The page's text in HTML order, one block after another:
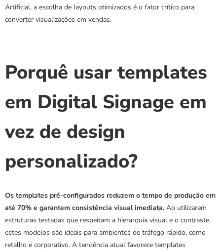
Artificial, a escolha de layouts otimizados é o fator crítico para
converter visualizações em vendas.
Porquê usar templates
em Digital Signage em
vez de design
personalizado?
Os templates pré-configurados reduzem o tempo de produção em
até 70% e garantem consistência visual imediata. Ao utilizarem
estruturas testadas que respeitam a hierarquia visual e o contraste,
estes modelos são ideais para ambientes de tráfego rápido, como
retalho e corporativo. A tendência atual favorece templates